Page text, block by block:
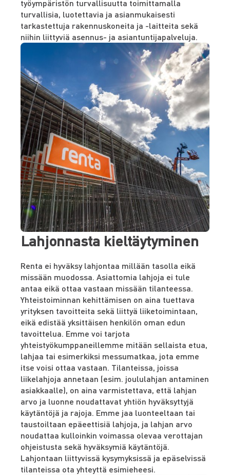
työympäristön turvallisuutta toimittamalla
turvallisia, luotettavia ja asianmukaisesti
tarkastettuja rakennuskoneita ja -laitteita sekä
niihin liittyviä asennus- ja asiantuntijapalveluja.
Lahjonnasta kieltäytyminen
Renta ei hyväksy lahjontaa millään tasolla eikä
missään muodossa. Asiattomia lahjoja ei tule
antaa eikä ottaa vastaan missään tilanteessa.
Yhteistoiminnan kehittämisen on aina tuettava
yrityksen tavoitteita sekä liittyä liiketoimintaan,
eikä edistää yksittäisen henkilön oman edun
tavoittelua. Emme voi tarjota
yhteistyökumppaneillemme mitään sellaista etua,
lahjaa tai esimerkiksi messumatkaa, jota emme
itse voisi ottaa vastaan. Tilanteissa, joissa
liikelahjoja annetaan (esim. joululahjan antaminen
asiakkaalle), on aina varmistettava, että lahjan
arvo ja luonne noudattavat yhtiön hyväksyttyjä
käytäntöjä ja rajoja. Emme jaa luonteeltaan tai
taustoiltaan epäeettisiä lahjoja, ja lahjan arvo
noudattaa kulloinkin voimassa olevaa verottajan
ohjeistusta sekä hyväksymiä käytäntöjä.
Lahjontaan liittyvissä kysymyksissä ja epäselvissä
tilanteissa ota yhteyttä esimieheesi.